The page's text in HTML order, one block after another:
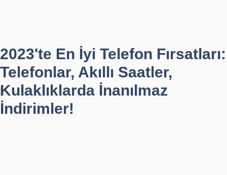
2023'te En İyi Telefon Fırsatları:
Telefonlar, Akıllı Saatler,
Kulaklıklarda İnanılmaz
İndirimler!